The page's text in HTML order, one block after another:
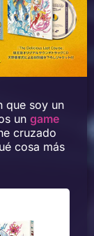
que soy un
un game
cruzado
cosa más